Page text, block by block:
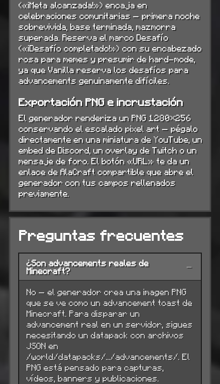
(«¡Meta alcanzada!») encaja en
celebraciones comunitarias — primera noche
sobrevivida, base terminada, mazmorra
superada. Reserva el marco Desafío
(«¡Desafío completado!») con su encabezado
rosa para memes y presumir de hard-mode,
ya que Vanilla reserva los desafíos para
advancements genuinamente difíciles.
Exportación PNG e incrustación
El generador renderiza un PNG 1280×256
conservando el escalado pixel art — pégalo
directamente en una miniatura de YouTube, un
embed de Discord, un overlay de Twitch o un
mensaje de foro. El botón «URL» te da un
enlace de AlaCraft compartible que abre el
generador con tus campos rellenados
previamente.
Preguntas frecuentes
¿Son advancements reales de
Minecraft? −
No — el generador crea una imagen PNG
que se ve como un advancement toast de
Minecraft. Para disparar un
advancement real en un servidor, sigues
necesitando un datapack con archivos
JSON en
/world/datapacks/.../advancements/. El
PNG está pensado para capturas,
vídeos, banners y publicaciones.